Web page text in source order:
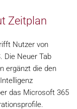
Zeitplan
Nutzer von
Die Neuer Tab
ergänzt die den
das Microsoft 365